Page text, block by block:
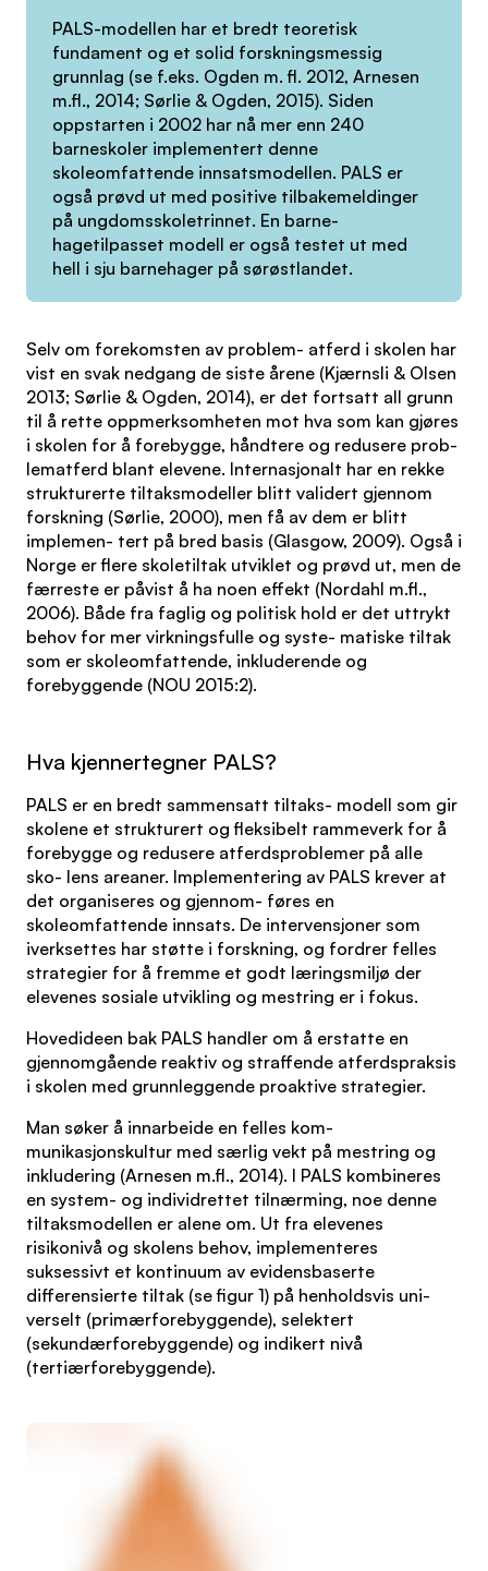
PALS-modellen har et bredt teoretisk
fundament og et solid forskningsmessig
grunnlag (se f.eks. Ogden m. fl. 2012, Arnesen
m.fl., 2014; Sørlie & Ogden, 2015). Siden
oppstarten i 2002 har nå mer enn 240
barneskoler implementert denne
skoleomfattende innsatsmodellen. PALS er
også prøvd ut med positive tilbakemeldinger
på ungdomsskoletrinnet. En barne-
hagetilpasset modell er også testet ut med
hell i sju barnehager på sørøstlandet.
Selv om forekomsten av problem- atferd i skolen har
vist en svak nedgang de siste årene (Kjærnsli & Olsen
2013; Sørlie & Ogden, 2014), er det fortsatt all grunn
til å rette oppmerksomheten mot hva som kan gjøres
i skolen for å forebygge, håndtere og redusere prob-
lematferd blant elevene. Internasjonalt har en rekke
strukturerte tiltaksmodeller blitt validert gjennom
forskning (Sørlie, 2000), men få av dem er blitt
implemen- tert på bred basis (Glasgow, 2009). Også i
Norge er flere skoletiltak utviklet og prøvd ut, men de
færreste er påvist å ha noen effekt (Nordahl m.fl.,
2006). Både fra faglig og politisk hold er det uttrykt
behov for mer virkningsfulle og syste- matiske tiltak
som er skoleomfattende, inkluderende og
forebyggende (NOU 2015:2).
Hva kjennertegner PALS?
PALS er en bredt sammensatt tiltaks- modell som gir
skolene et strukturert og fleksibelt rammeverk for å
forebygge og redusere atferdsproblemer på alle
sko- lens areaner. Implementering av PALS krever at
det organiseres og gjennom- føres en
skoleomfattende innsats. De intervensjoner som
iverksettes har støtte i forskning, og fordrer felles
strategier for å fremme et godt læringsmiljø der
elevenes sosiale utvikling og mestring er i fokus.
Hovedideen bak PALS handler om å erstatte en
gjennomgående reaktiv og straffende atferdspraksis
i skolen med grunnleggende proaktive strategier.
Man søker å innarbeide en felles kom-
munikasjonskultur med særlig vekt på mestring og
inkludering (Arnesen m.fl., 2014). I PALS kombineres
en system- og individrettet tilnærming, noe denne
tiltaksmodellen er alene om. Ut fra elevenes
risikonivå og skolens behov, implementeres
suksessivt et kontinuum av evidensbaserte
differensierte tiltak (se figur 1) på henholdsvis uni-
verselt (primærforebyggende), selektert
(sekundærforebyggende) og indikert nivå
(tertiærforebyggende).